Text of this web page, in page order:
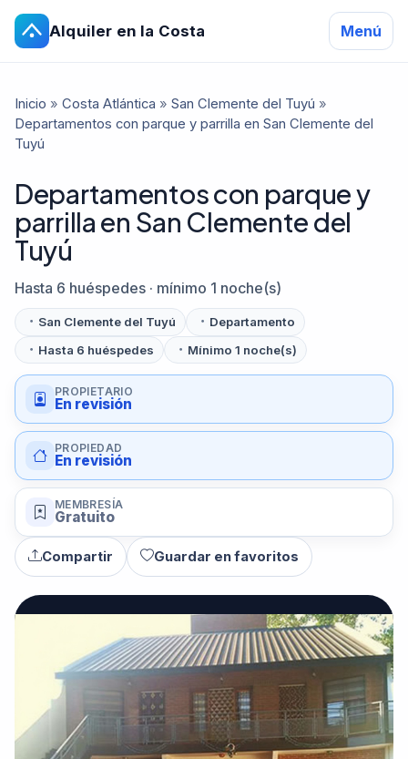
Alquiler en la Costa Menú
Inicio » Costa Atlántica » San Clemente del Tuyú »
Departamentos con parque y parrilla en San Clemente del
Tuyú
Departamentos con parque y
parrilla en San Clemente del
Tuyú
Hasta 6 huéspedes · mínimo 1 noche(s)
San Clemente del Tuyú
Departamento
Hasta 6 huéspedes
Mínimo 1 noche(s)
PROPIETARIO
En revisión
PROPIEDAD
En revisión
MEMBRESÍA
Gratuito
Compartir Guardar en favoritos